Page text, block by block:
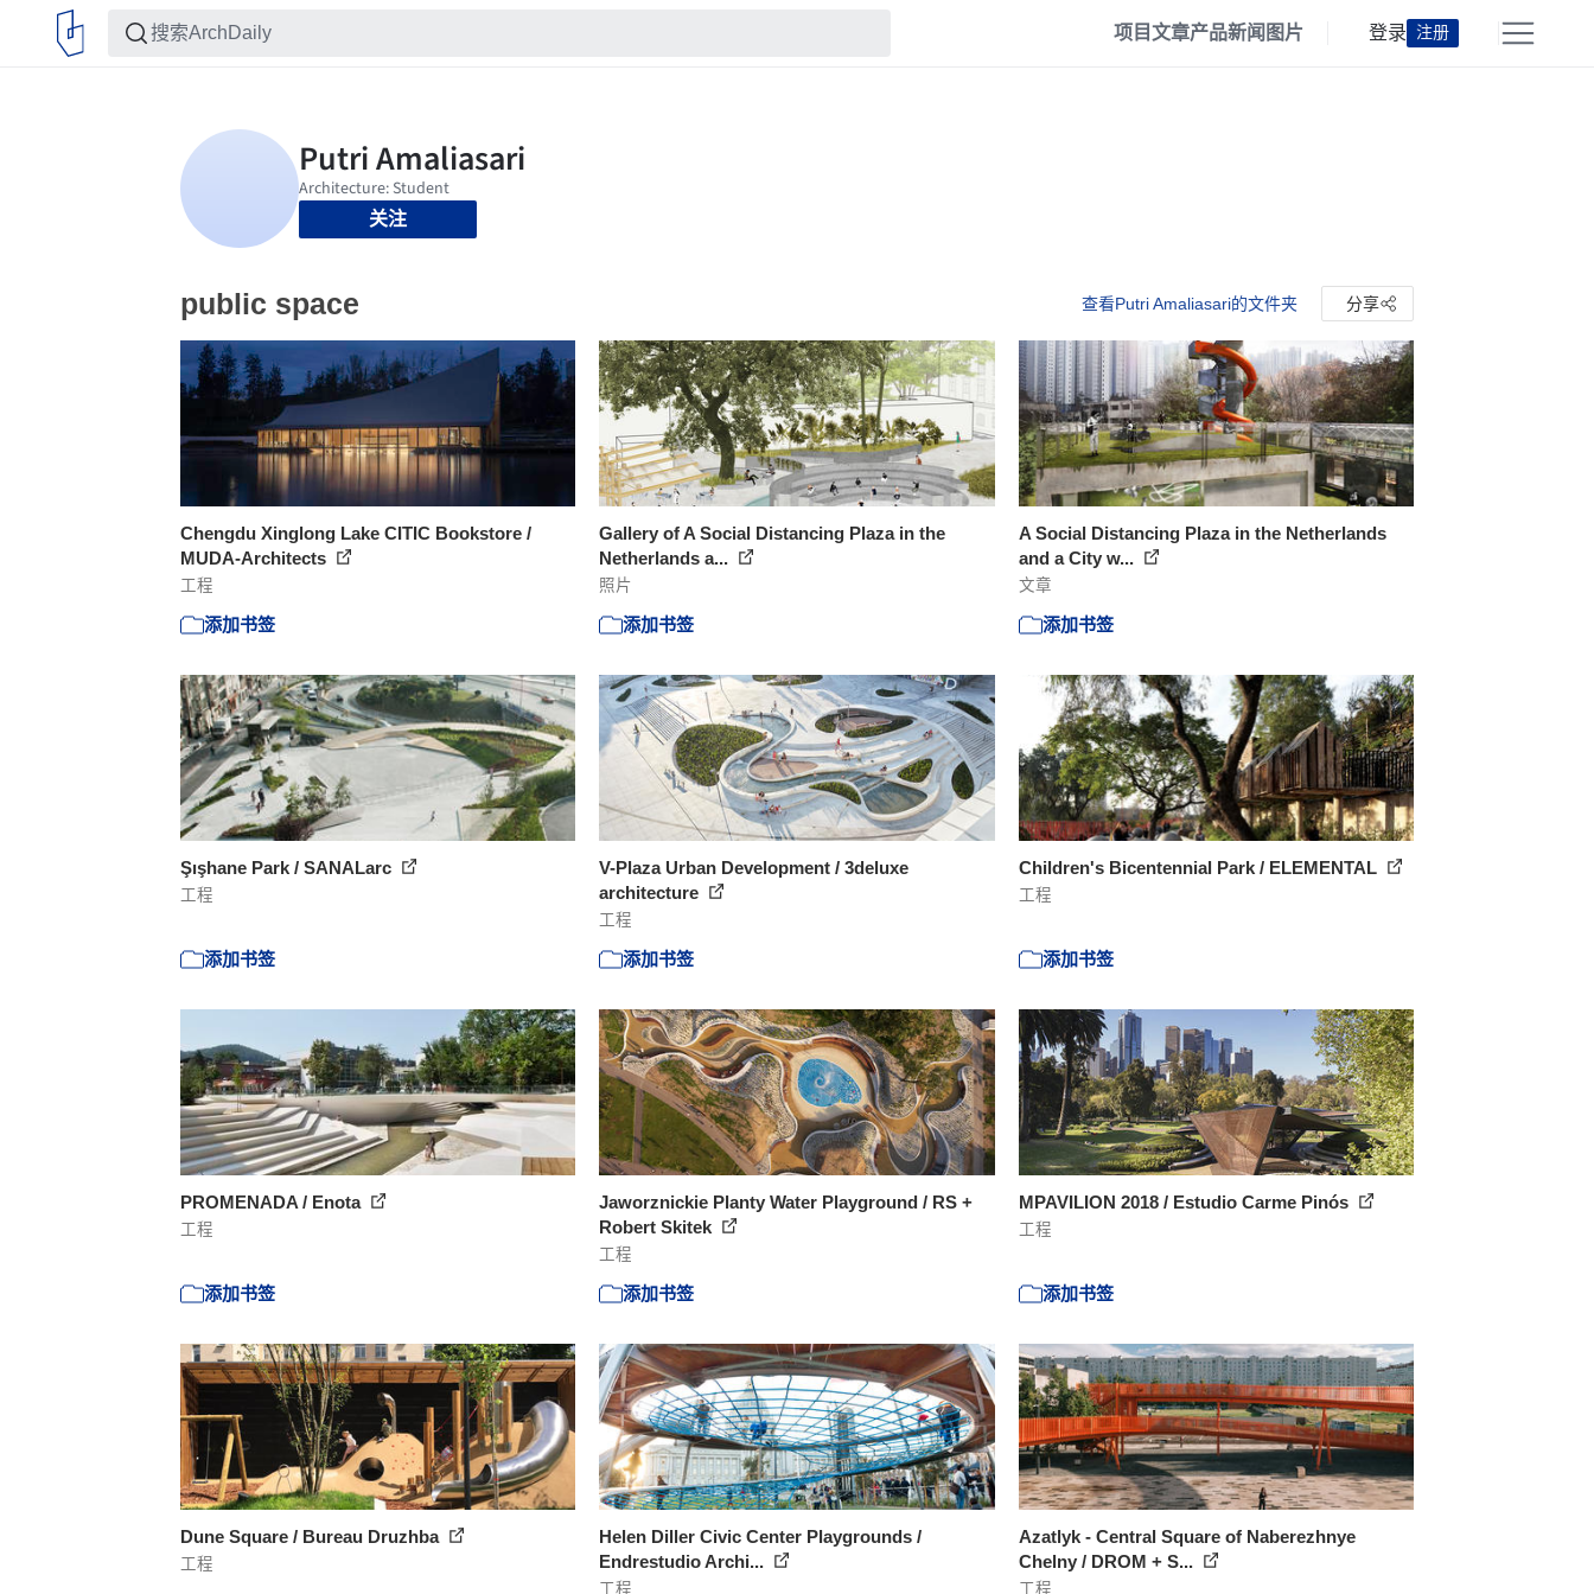
项目文章产品新闻 图片 登录 注册
关注
public space 查看Putri Amaliasari的文件夹 分享
Chengdu Xinglong Lake CITIC Bookstore /
MUDA-Architects
工程
添加书签
Gallery of A Social Distancing Plaza in the
Netherlands a...
照片
添加书签
A Social Distancing Plaza in the Netherlands
and a City w...
文章
添加书签
Şışhane Park / SANALarc
工程
添加书签
V-Plaza Urban Development / 3deluxe
architecture
工程
添加书签
Children's Bicentennial Park / ELEMENTAL
工程
添加书签
PROMENADA / Enota
工程
添加书签
Jaworznickie Planty Water Playground / RS +
Robert Skitek
工程
添加书签
MPAVILION 2018 / Estudio Carme Pinós
工程
添加书签
Dune Square / Bureau Druzhba
工程
Helen Diller Civic Center Playgrounds /
Endrestudio Archi...
工程
Azatlyk - Central Square of Naberezhnye
Chelny / DROM + S...
工程